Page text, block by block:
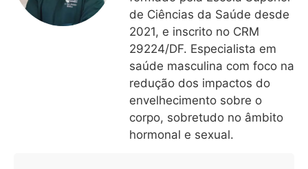
de Ciências da Saúde desde
2021, e inscrito no CRM
29224/DF. Especialista em
saúde masculina com foco na
redução dos impactos do
envelhecimento sobre o
corpo, sobretudo no âmbito
hormonal e sexual.